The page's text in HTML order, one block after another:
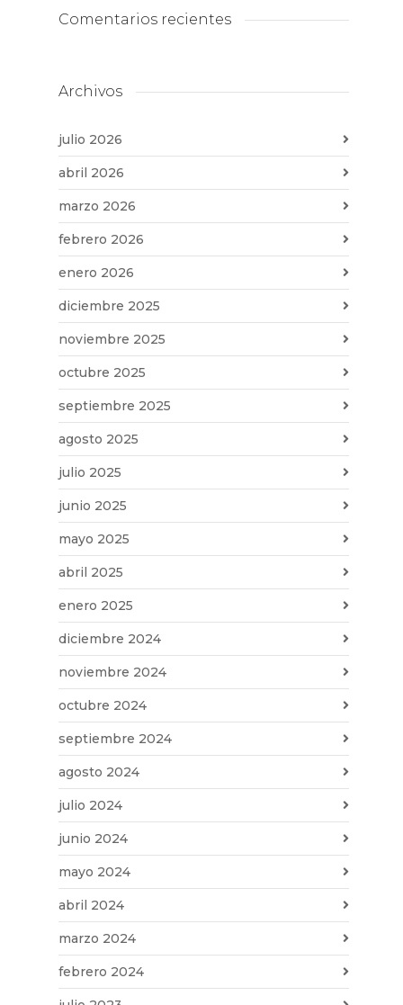
Comentarios recientes
Archivos
julio 2026
abril 2026
marzo 2026
febrero 2026
enero 2026
diciembre 2025
noviembre 2025
octubre 2025
septiembre 2025
agosto 2025
julio 2025
junio 2025
mayo 2025
abril 2025
enero 2025
diciembre 2024
noviembre 2024
octubre 2024
septiembre 2024
agosto 2024
julio 2024
junio 2024
mayo 2024
abril 2024
marzo 2024
febrero 2024